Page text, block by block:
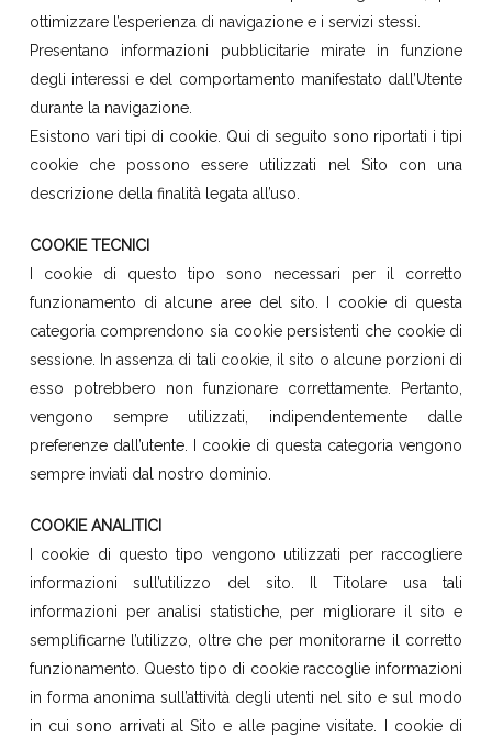
ottimizzare l’esperienza di navigazione e i servizi stessi.
Presentano informazioni pubblicitarie mirate in funzione
degli interessi e del comportamento manifestato dall’Utente
durante la navigazione.
Esistono vari tipi di cookie. Qui di seguito sono riportati i tipi
cookie che possono essere utilizzati nel Sito con una
descrizione della finalità legata all’uso.
COOKIE TECNICI
I cookie di questo tipo sono necessari per il corretto
funzionamento di alcune aree del sito. I cookie di questa
categoria comprendono sia cookie persistenti che cookie di
sessione. In assenza di tali cookie, il sito o alcune porzioni di
esso potrebbero non funzionare correttamente. Pertanto,
vengono sempre utilizzati, indipendentemente dalle
preferenze dall’utente. I cookie di questa categoria vengono
sempre inviati dal nostro dominio.
COOKIE ANALITICI
I cookie di questo tipo vengono utilizzati per raccogliere
informazioni sull’utilizzo del sito. Il Titolare usa tali
informazioni per analisi statistiche, per migliorare il sito e
semplificarne l’utilizzo, oltre che per monitorarne il corretto
funzionamento. Questo tipo di cookie raccoglie informazioni
in forma anonima sull’attività degli utenti nel sito e sul modo
in cui sono arrivati al Sito e alle pagine visitate. I cookie di